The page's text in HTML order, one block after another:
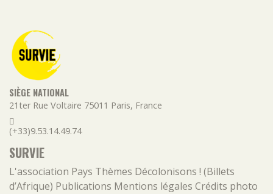
SIÈGE NATIONAL
21ter Rue Voltaire 75011 Paris, France
(+33)9.53.14.49.74
SURVIE
L'association Pays Thèmes Décolonisons ! (Billets
d’Afrique) Publications Mentions légales Crédits photo